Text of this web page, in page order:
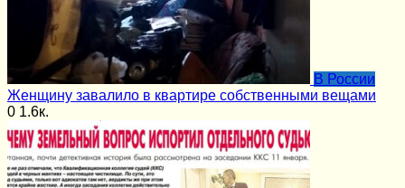
В России
Женщину завалило в квартире собственными вещами
0 1.6к.